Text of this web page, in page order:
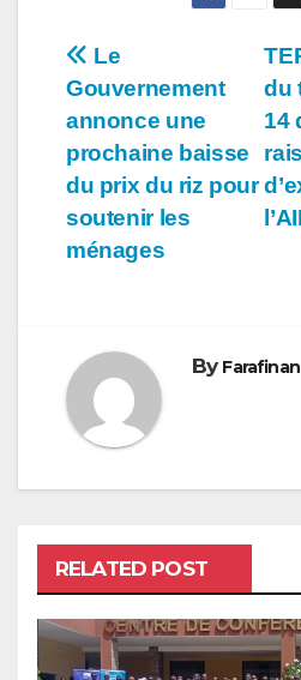
Navigation
de
l’article
du
14
Le
Gouvernement
annonce une
prochaine baisse
du prix du riz pour
soutenir les
ménages
By
RELATED POST